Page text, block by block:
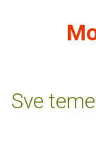
Sve teme